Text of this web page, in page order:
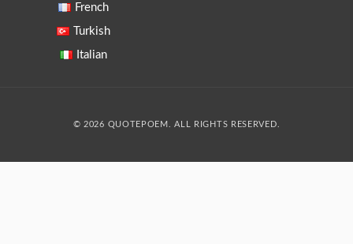
French
Turkish
Italian
© 2026 QUOTEPOEM. ALL RIGHTS RESERVED.